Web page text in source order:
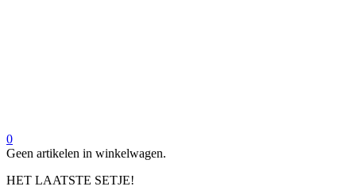
0
Geen artikelen in winkelwagen.
HET LAATSTE SETJE!